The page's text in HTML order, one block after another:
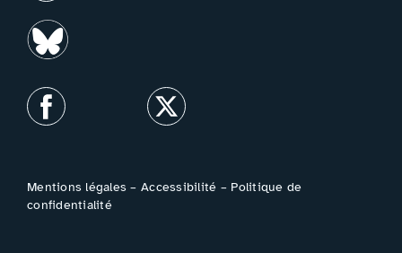
Mentions légales –Accessibilité – Politique de
confidentialité